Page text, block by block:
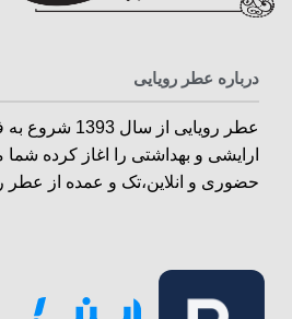
درباره عطر رویایی
عطر رویایی از
ارایشی و بهداشتی را اغاز کرده شما
حضوری و انلاین،تک و عمده از عطر